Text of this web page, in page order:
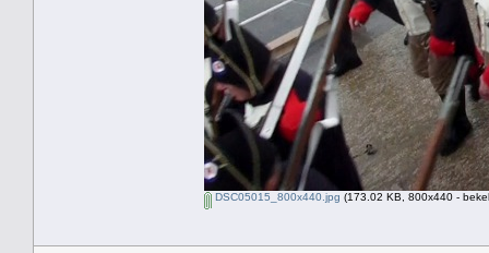
DSC05015_800x440.jpg (173.02 KB, 800x440 -